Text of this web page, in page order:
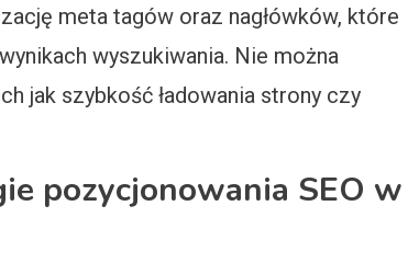
meta tagów oraz nagłówków, które
wyszukiwania. Nie można
jak szybkość ładowania strony czy
pozycjonowania SEO w